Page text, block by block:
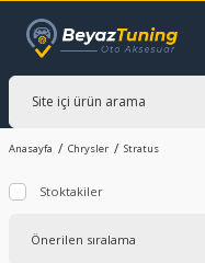
Anasayfa Chrysler Stratus
Stoktakiler